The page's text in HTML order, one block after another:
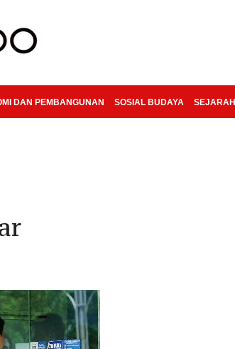
DAN PEMBANGUNAN SOSIAL BUDAYA SEJARAH